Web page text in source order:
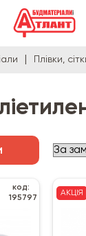
Плівки,
код:
195797
АКЦІЯ